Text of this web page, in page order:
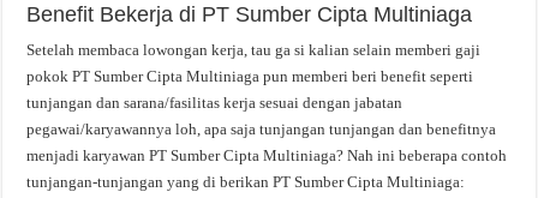
Benefit Bekerja di PT Sumber Cipta Multiniaga
Setelah membaca lowongan kerja, tau ga si kalian selain memberi gaji
pokok PT Sumber Cipta Multiniaga pun memberi beri benefit seperti
tunjangan dan sarana/fasilitas kerja sesuai dengan jabatan
pegawai/karyawannya loh, apa saja tunjangan tunjangan dan benefitnya
menjadi karyawan PT Sumber Cipta Multiniaga? Nah ini beberapa contoh
tunjangan-tunjangan yang di berikan PT Sumber Cipta Multiniaga: